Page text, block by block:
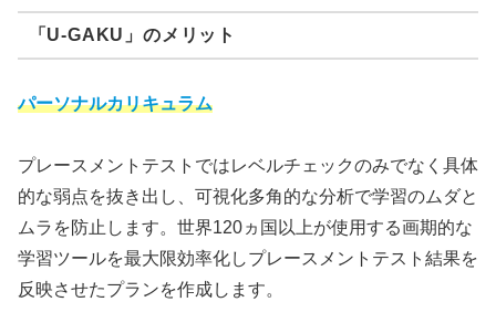
「U-GAKU」のメリット
パーソナルカリキュラム
プレースメントテストではレベルチェックのみでなく具体
的な弱点を抜き出し、可視化多角的な分析で学習のムダと
ムラを防止します。世界120ヵ国以上が使用する画期的な
学習ツールを最大限効率化しプレースメントテスト結果を
反映させたプランを作成します。